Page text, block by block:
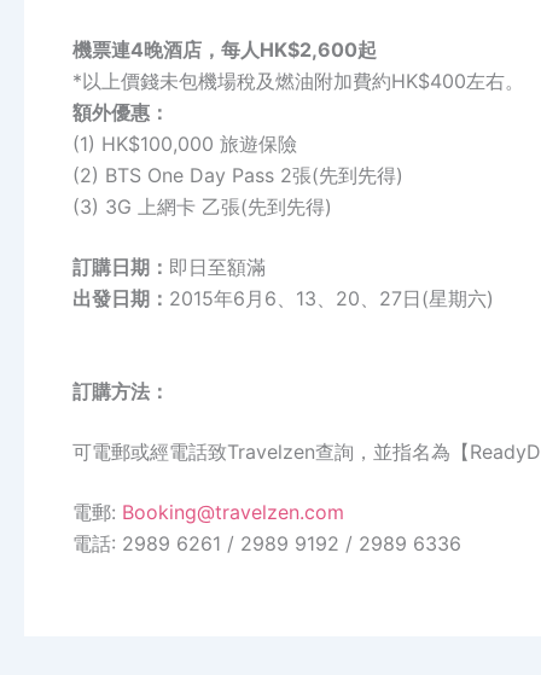
機票連4晚酒店，每人HK$2,600起
*以上價錢未包機場稅及燃油附加費約HK$400左右。
額外優惠：
(1) HK$100,000 旅遊保險
(2) BTS One Day Pass 2張(先到先得)
(3) 3G 上網卡 乙張(先到先得)
訂購日期： 即日至額滿
出發日期： 2015年6月6、13、20、27日(星期六)
訂購方法：
可電郵或經電話致Travelzen查詢，並指名為【
電郵: Booking@travelzen.com
電話: 2989 6261 / 2989 9192 / 2989 6336